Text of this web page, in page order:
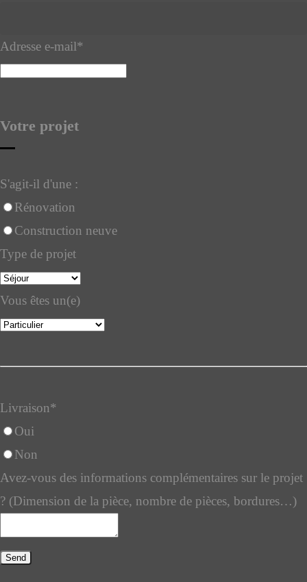
Adresse e-mail*
Votre projet
S'agit-il d'une :
Rénovation
Construction neuve
Type de projet
Vous êtes un(e)
Website*
Livraison*
Oui
Non
Avez-vous des informations complémentaires sur le projet
? (Dimension de la pièce, nombre de pièces, bordures…)
Send